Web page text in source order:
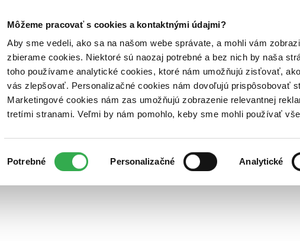
Môžeme pracovať s cookies a kontaktnými údajmi?
Aby sme vedeli, ako sa na našom webe správate, a mohli vám
zbierame cookies. Niektoré sú naozaj potrebné a bez nich by naša
toho používame analytické cookies, ktoré nám umožňujú zisťovať,
vás zlepšovať. Personalizačné cookies nám dovoľujú prispôsobovať
Marketingové cookies nám zas umožňujú zobrazenie relevantnej
tretími stranami. Veľmi by nám pomohlo, keby sme mohli používať
súhlasu
Potrebné Personalizačné Analytické
Poukážky Kontakt